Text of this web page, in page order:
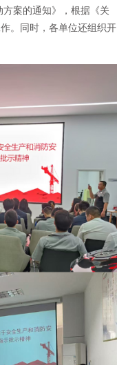
案的通知》，根据《关
。同时，各单位还组织开